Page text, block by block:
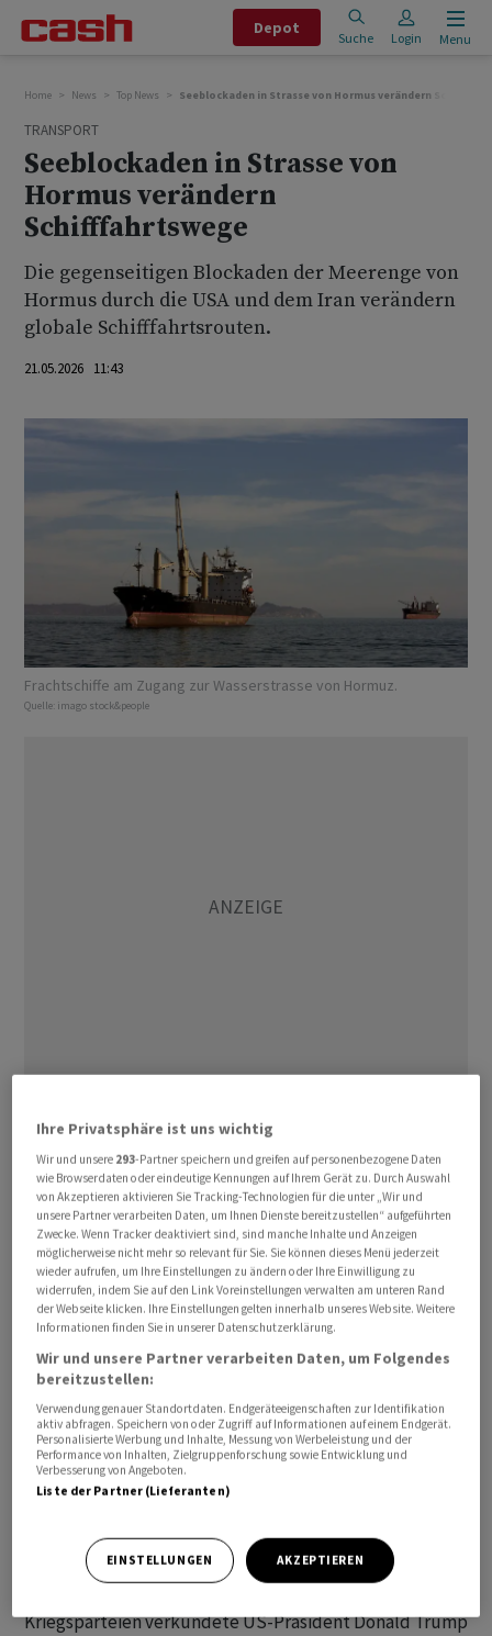
Depot
Suche Login Menu
Home News Top News Seeblockaden in Strasse von Hormus verändern
TRANSPORT
Seeblockaden in Strasse von
Hormus verändern
Schifffahrtswege
Die gegenseitigen Blockaden der Meerenge von
Hormus durch die USA und dem Iran verändern
globale Schifffahrtsrouten.
21.05.2026 11:43
Frachtschiffe am Zugang zur Wasserstrasse von Hormuz.
Quelle: imago stock&people
Panamakanal einen Aufschwung. Nach Angaben des
internationalen Schifffahrtsverbands Bimco sind die
Durchfahrten durch den Kanal dieses Jahr im Vergleich
zum Vorjahreszeitraum um acht Prozent gestiegen.
Ausschlaggebend waren vor allem Fahrten von Öl-
Tankern.
Bimco aus Dänemark teilte mit, im laufenden Jahr habe
es im Tagesschnitt 38 Durchfahrten gegeben. «Die
tägliche Maximalkapazität des Panamakanals liegt bei
etwa 36 bis 40 Durchfahrten, was bedeutet, dass er
derzeit nahe seiner maximalen Kapazität betrieben
wird», sagte Bimco-Analyst Filipe Gouveia.
Meerenge
Kriegsparteien verkündete US-Präsident Donald Trump
Ihre Privatsphäre ist uns wichtig
Wir und unsere 293-Partner speichern und greifen auf personenbezogene Daten
wie Browserdaten oder eindeutige Kennungen auf Ihrem Gerät zu. Durch Auswahl
von Akzeptieren aktivieren Sie Tracking-Technologien für die unter „Wir und
unsere Partner verarbeiten Daten, um Ihnen Dienste bereitzustellen“ aufgeführten
Zwecke. Wenn Tracker deaktiviert sind, sind manche Inhalte und Anzeigen
möglicherweise nicht mehr so relevant für Sie. Sie können dieses Menü jederzeit
wieder aufrufen, um Ihre Einstellungen zu ändern oder Ihre Einwilligung zu
widerrufen, indem Sie auf den Link Voreinstellungen verwalten am unteren Rand
der Webseite klicken. Ihre Einstellungen gelten innerhalb unseres Website. Weitere
Informationen finden Sie in unserer Datenschutzerklärung.
Wir und unsere Partner verarbeiten Daten, um Folgendes
bereitzustellen:
Verwendung genauer Standortdaten. Endgeräteeigenschaften zur Identifikation
aktiv abfragen. Speichern von oder Zugriff auf Informationen auf einem Endgerät.
Personalisierte Werbung und Inhalte, Messung von Werbeleistung und der
Performance von Inhalten, Zielgruppenforschung sowie Entwicklung und
Verbesserung von Angeboten.
Liste der Partner (Lieferanten)
EINSTELLUNGEN AKZEPTIEREN